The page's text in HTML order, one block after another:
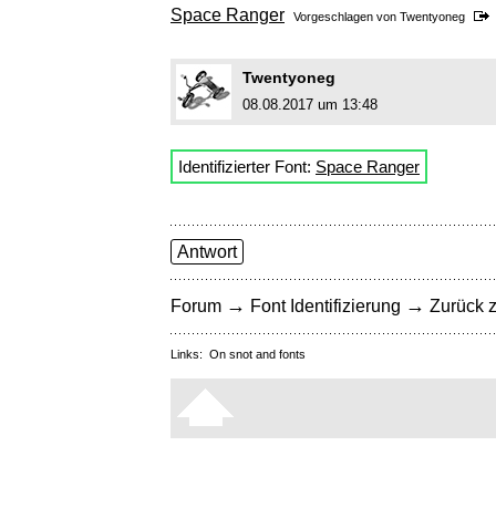
Space Ranger Vorgeschlagen von Twentyoneg
Twentyoneg
08.08.2017 um 13:48
Identifizierter Font: Space Ranger
Antwort
Forum → Font Identifizierung → Zurück
Links: On snot and fonts